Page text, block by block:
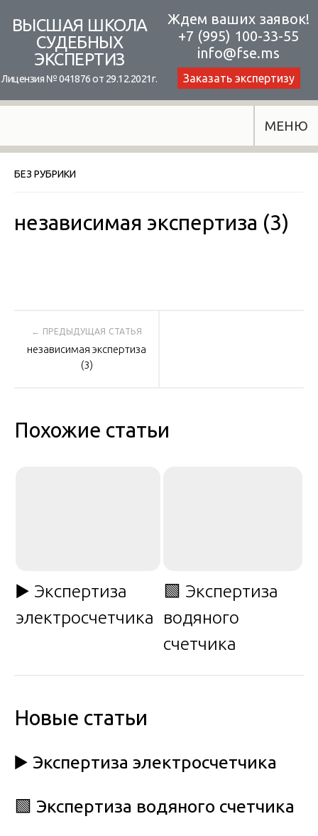
content
ВЫСШАЯ ШКОЛА
СУДЕБНЫХ
ЭКСПЕРТИЗ
Лицензия № 041876 от 29.12.2021г.
Ждем ваших заявок!
+7 (995) 100-33-55
info@fse.ms
Заказать экспертизу
МЕНЮ
БЕЗ РУБРИКИ
независимая экспертиза (3)
Навигация
независимая экспертиза
(3)
Похожие статьи
▶️ Экспертиза
электросчетчика
🟩 Экспертиза
водяного
счетчика
Новые статьи
▶️ Экспертиза электросчетчика
🟩 Экспертиза водяного счетчика